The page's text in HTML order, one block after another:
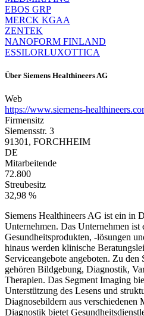
EBOS GRP
MERCK KGAA
ZENTEK
NANOFORM FINLAND
ESSILORLUXOTTICA
Über Siemens Healthineers AG
Web
https://www.siemens-
Firmensitz
Siemensstr. 3
91301, FORCHHEIM
DE
Mitarbeitende
72.800
Streubesitz
32,98 %
Siemens Healthineers AG ist ein in
Unternehmen. Das Unternehmen
Gesundheitsprodukten, -lösungen
hinaus werden klinische
Serviceangebote angeboten. Zu den
gehören Bildgebung, Diagnostik,
Therapien. Das Segment Imaging
Unterstützung des Lesens und
Diagnosebildern aus verschiedenen
Diagnostik bietet